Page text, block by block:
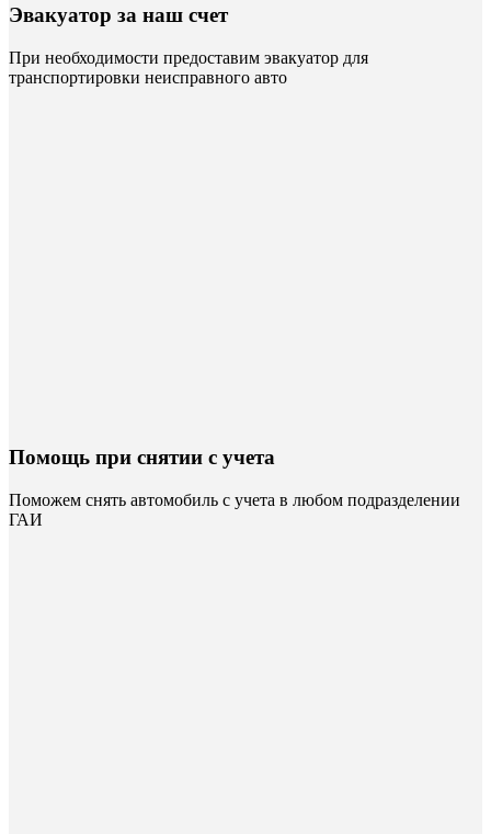
Эвакуатор за наш счет
При необходимости предоставим эвакуатор для
транспортировки неисправного авто
Помощь при снятии с учета
Поможем снять автомобиль с учета в любом подразделении
ГАИ